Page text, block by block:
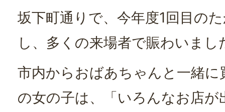
坂下町通りで、今年度1回目の
し、多くの来場者で賑わいまし
市内からおばあちゃんと一緒
の女の子は、「いろんなお店